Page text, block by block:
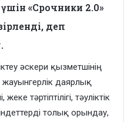
«Срочники 2.0»
деп
.
әскери қызметшінің
жауынгерлік даярлық
тәртіптілігі, тәуліктік
толық орындау,